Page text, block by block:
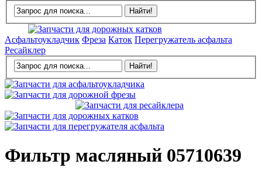
Асфальтоукладчик Фреза Каток Перегружатель асфальта
Ресайклер
Фильтр масляный 05710639